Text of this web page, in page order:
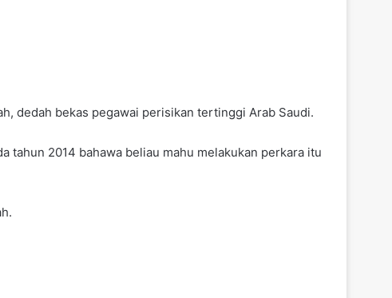
dedah bekas pegawai perisikan tertinggi Arab Saudi.
tahun 2014 bahawa beliau mahu melakukan perkara itu